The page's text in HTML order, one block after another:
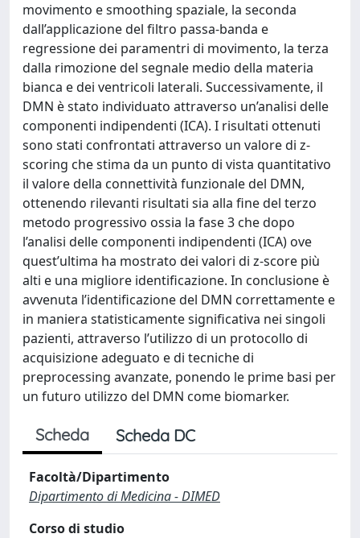
movimento e smoothing spaziale, la seconda
dall’applicazione del filtro passa-banda e
regressione dei paramentri di movimento, la terza
dalla rimozione del segnale medio della materia
bianca e dei ventricoli laterali. Successivamente, il
DMN è stato individuato attraverso un’analisi delle
componenti indipendenti (ICA). I risultati ottenuti
sono stati confrontati attraverso un valore di z-
scoring che stima da un punto di vista quantitativo
il valore della connettività funzionale del DMN,
ottenendo rilevanti risultati sia alla fine del terzo
metodo progressivo ossia la fase 3 che dopo
l’analisi delle componenti indipendenti (ICA) ove
quest’ultima ha mostrato dei valori di z-score più
alti e una migliore identificazione. In conclusione è
avvenuta l’identificazione del DMN correttamente e
in maniera statisticamente significativa nei singoli
pazienti, attraverso l’utilizzo di un protocollo di
acquisizione adeguato e di tecniche di
preprocessing avanzate, ponendo le prime basi per
un futuro utilizzo del DMN come biomarker.
Scheda Scheda DC
Facoltà/Dipartimento
Dipartimento di Medicina - DIMED
Corso di studio